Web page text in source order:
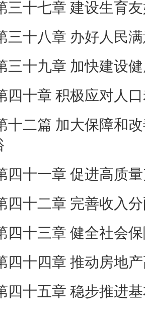
三十七章 建设生育
三十八章 办好人民
三十九章 加快建设
四十章 积极应对人
十二篇 加大保障和
四十一章 促进高质
四十二章 完善收入
四十三章 健全社会
四十四章 推动房地
四十五章 稳步推进